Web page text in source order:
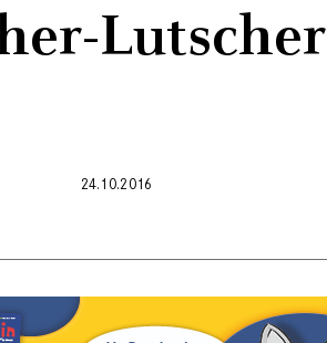
Lutscher
24.10.2016